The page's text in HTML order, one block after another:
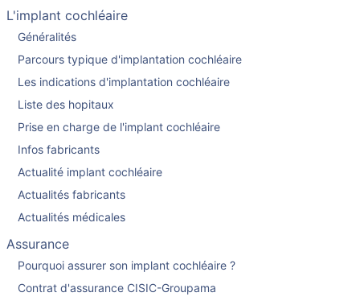
L'implant cochléaire
Généralités
Parcours typique d'implantation cochléaire
Les indications d'implantation cochléaire
Liste des hopitaux
Prise en charge de l'implant cochléaire
Infos fabricants
Actualité implant cochléaire
Actualités fabricants
Actualités médicales
Assurance
Pourquoi assurer son implant cochléaire ?
Contrat d'assurance CISIC-Groupama